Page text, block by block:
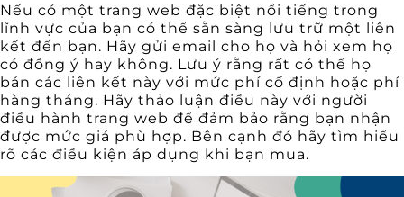
Nếu có một trang web đặc biệt nổi tiếng trong
lĩnh vực của bạn có thể sẵn sàng lưu trữ một liên
kết đến bạn. Hãy gửi email cho họ và hỏi xem họ
có đồng ý hay không. Lưu ý rằng rất có thể họ
bán các liên kết này với mức phí cố định hoặc phí
hàng tháng. Hãy thảo luận điều này với người
điều hành trang web để đảm bảo rằng bạn nhận
được mức giá phù hợp. Bên cạnh đó hãy tìm hiểu
rõ các điều kiện áp dụng khi bạn mua.